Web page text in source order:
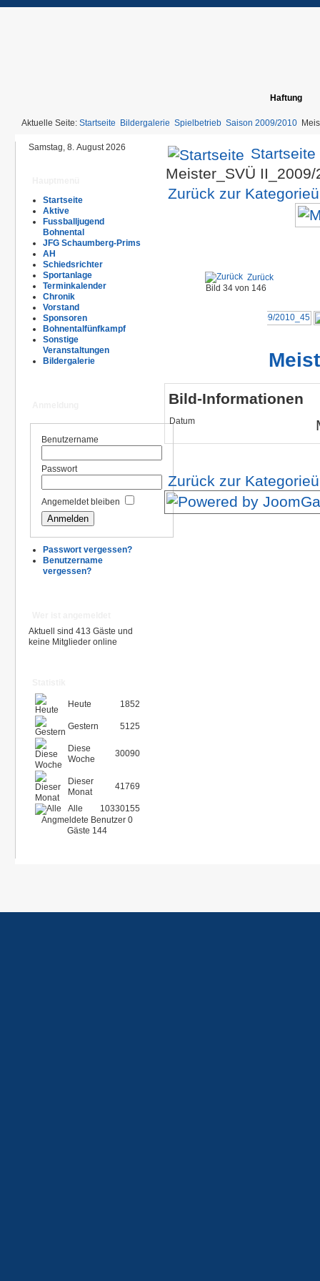
Haftung
Aktuelle Seite: Startseite Bildergalerie Spielbetrieb Saison 2009/2010
Samstag, 8. August 2026
Startseite
Aktive
Fussballjugend
Bohnental
JFG Schaumberg-Prims
AH
Schiedsrichter
Sportanlage
Terminkalender
Chronik
Vorstand
Sponsoren
Bohnentalfünfkampf
Sonstige
Veranstaltungen
Bildergalerie
Benutzername
Passwort
Angemeldet bleiben
Passwort vergessen?
Benutzername
vergessen?
Aktuell sind 413 Gäste und
keine Mitglieder online
Heute 1852
Gestern 5125
Diese
Woche
30090
Dieser
Monat
41769
Alle
10330155
Angmeldete Benutzer 0
Gäste 144
Startseite
Meister_SVÜ
Zurück zur
Zurück
Bild 34 von 146
Bild-Informationen
Datum
Zurück zur